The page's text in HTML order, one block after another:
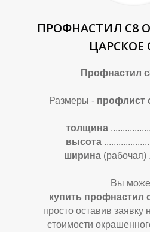
Р
ПРОФНАСТИЛ С8
ЦАРСКОЕ
Профнастил с8
Размеры - профлист
толщина
высота
ширина (рабочая)
Вы
купить профнастил
просто оставив заявку
стоимости
Р